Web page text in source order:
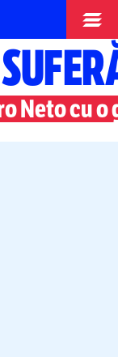
Neto cu